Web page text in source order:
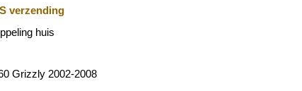
verzending
huis
Grizzly 2002-2008